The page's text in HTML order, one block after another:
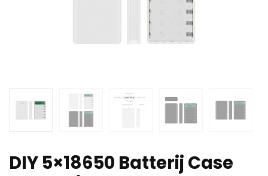
DIY 5×18650 Batterij Case